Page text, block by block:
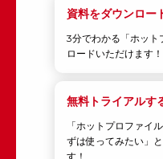
資料をダウンロー
3分でわかる「ホット
ロードいただけます！
無料トライアルす
「ホットプロファイ
ずは使ってみたい」
す！